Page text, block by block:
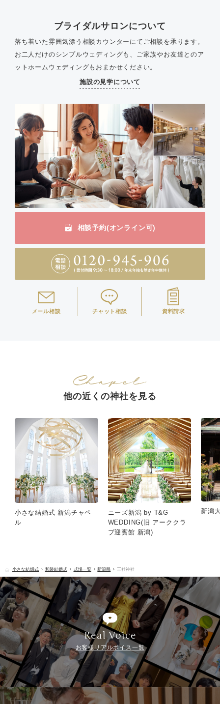
ブライダルサロンについて
落ち着いた雰囲気漂う相談カウンターにてご相談を承ります。
お二人だけのシンプルウェディングも、ご家族やお友達とのア
ットホームウェディングもおまかせください。
施設の見学について
相談予約(オンライン可)
メール相談 チャット相談 資料請求
他の近くの神社を見る
小さな結婚式 新潟チャペ
ル
ニーズ新潟 by T&G
WEDDING(旧 アーククラ
ブ迎賓館 新潟)
新潟
小さな結婚式 和装結婚式 式場一覧 新潟県 三社神社
Real Voice
お客様リアルボイス一覧